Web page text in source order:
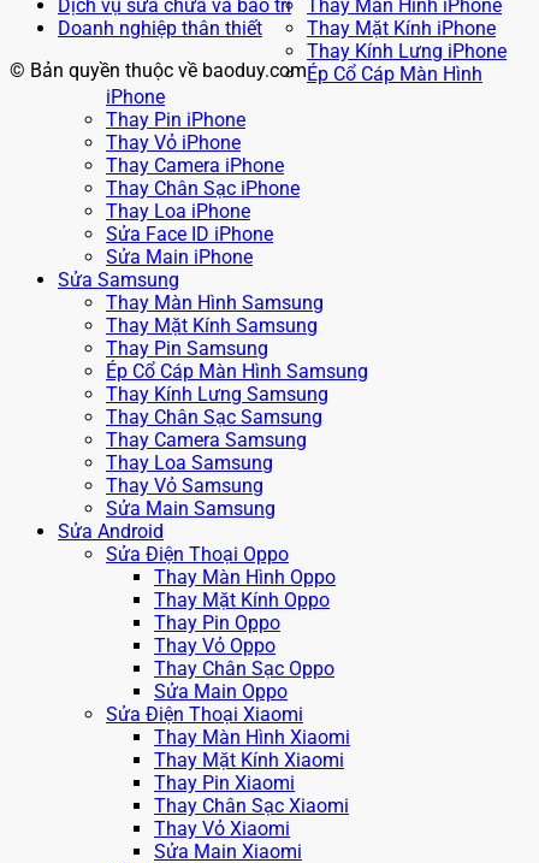
Dịch vụ sửa chữa và bảo trì
Doanh nghiệp thân thiết
© Bản quyền thuộc về baoduy.com
Thay Màn Hình iPhone
Thay Mặt Kính iPhone
Thay Kính Lưng iPhone
Ép Cổ Cáp Màn Hình
iPhone
Thay Pin iPhone
Thay Vỏ iPhone
Thay Camera iPhone
Thay Chân Sạc iPhone
Thay Loa iPhone
Sửa Face ID iPhone
Sửa Main iPhone
Sửa Samsung
Thay Màn Hình Samsung
Thay Mặt Kính Samsung
Thay Pin Samsung
Ép Cổ Cáp Màn Hình Samsung
Thay Kính Lưng Samsung
Thay Chân Sạc Samsung
Thay Camera Samsung
Thay Loa Samsung
Thay Vỏ Samsung
Sửa Main Samsung
Sửa Android
Sửa Điện Thoại Oppo
Thay Màn Hình Oppo
Thay Mặt Kính Oppo
Thay Pin Oppo
Thay Vỏ Oppo
Thay Chân Sạc Oppo
Sửa Main Oppo
Sửa Điện Thoại Xiaomi
Thay Màn Hình Xiaomi
Thay Mặt Kính Xiaomi
Thay Pin Xiaomi
Thay Chân Sạc Xiaomi
Thay Vỏ Xiaomi
Sửa Main Xiaomi